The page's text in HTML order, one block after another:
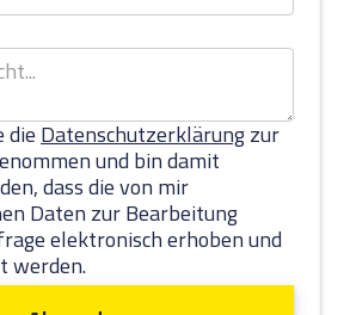
die Datenschutzerklärungzur
und bin damit
dass die von mir
Daten zur Bearbeitung
elektronisch erhoben und
werden.